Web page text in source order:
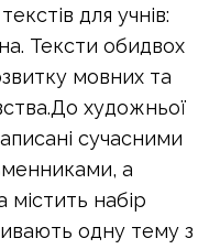
для учнів:
Тексти обидвох
мовних та
художньої
сучасними
а
містить набір
одну тему з